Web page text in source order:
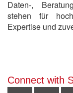
Daten-,
stehen für
Expertise und
Connect with